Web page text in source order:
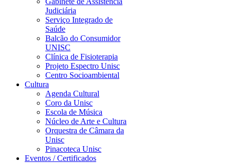
Judiciária
Serviço Integrado de
Saúde
Balcão do Consumidor
UNISC
Clínica de Fisioterapia
Projeto Espectro Unisc
Centro Socioambiental
Cultura
Agenda Cultural
Coro da Unisc
Escola de Música
Núcleo de Arte e Cultura
Orquestra de Câmara da
Unisc
Pinacoteca Unisc
Eventos / Certificados